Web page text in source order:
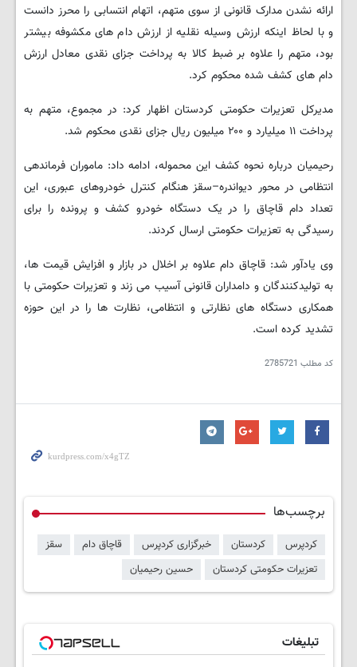
ارائه نشدن مدارک قانونی از سوی متهم، اتهام انتسابی را محرز دانست
و با لحاظ اینکه ارزش وسیله نقلیه از ارزش دام های مکشوفه بیشتر
بود، متهم را علاوه بر ضبط کالا به پرداخت جزای نقدی معادل ارزش
دام های کشف شده محکوم کرد.
مدیرکل تعزیرات حکومتی کردستان اظهار کرد: در مجموع، متهم به
پرداخت ۱۱ میلیارد و ۲۰۰ میلیون ریال جزای نقدی محکوم شد.
رحیمیان درباره نحوه کشف این محموله، ادامه داد: ماموران فرماندهی
انتظامی در محور دیواندره–سقز هنگام کنترل خودروهای عبوری، این
تعداد دام قاچاق را در یک دستگاه خودرو کشف و پرونده را برای
رسیدگی به تعزیرات حکومتی ارسال کردند.
وی یادآور شد: قاچاق دام علاوه بر اخلال در بازار و افزایش قیمت ها،
به تولیدکنندگان و دامداران قانونی آسیب می زند و تعزیرات حکومتی با
همکاری دستگاه های نظارتی و انتظامی، نظارت ها را در این حوزه
تشدید کرده است.
کد مطلب 2785721
برچسب‌ها
کردپرس کردستان خبرگزاری کردپرس قاچاق دام
سقز
تعزیرات حکومتی کردستان
حسین رحیمیان
تبلیغات